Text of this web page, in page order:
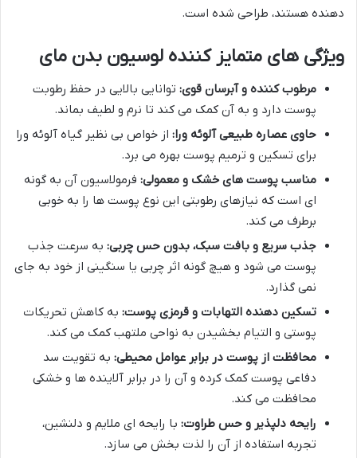
دهنده هستند، طراحی شده است.
ویژگی های متمایز کننده لوسیون بدن مای
مرطوب کننده و آبرسان قوی: توانایی بالایی در حفظ رطوبت
پوست دارد و به آن کمک می کند تا نرم و لطیف بماند.
حاوی عصاره طبیعی آلوئه ورا: از خواص بی نظیر گیاه آلوئه ورا
برای تسکین و ترمیم پوست بهره می برد.
مناسب پوست های خشک و معمولی: فرمولاسیون آن به گونه
ای است که نیازهای رطوبتی این نوع پوست ها را به خوبی
برطرف می کند.
جذب سریع و بافت سبک، بدون حس چربی: به سرعت جذب
پوست می شود و هیچ گونه اثر چربی یا سنگینی از خود به جای
نمی گذارد.
تسکین دهنده التهابات و قرمزی پوست: به کاهش تحریکات
پوستی و التیام بخشیدن به نواحی ملتهب کمک می کند.
محافظت از پوست در برابر عوامل محیطی: به تقویت سد
دفاعی پوست کمک کرده و آن را در برابر آلاینده ها و خشکی
محافظت می کند.
رایحه دلپذیر و حس طراوت: با رایحه ای ملایم و دلنشین،
تجربه استفاده از آن را لذت بخش می سازد.